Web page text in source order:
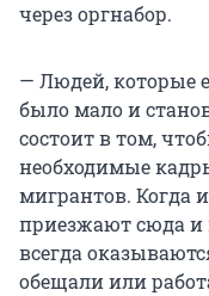
через оргнабор.
— Людей, которые
было мало и
состоит в том,
необходимые
мигрантов. Когда
приезжают сюда и
всегда
обещали или